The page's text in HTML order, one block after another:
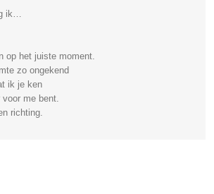
ik…
op het juiste moment.
zo ongekend
ik je ken
me bent.
richting.